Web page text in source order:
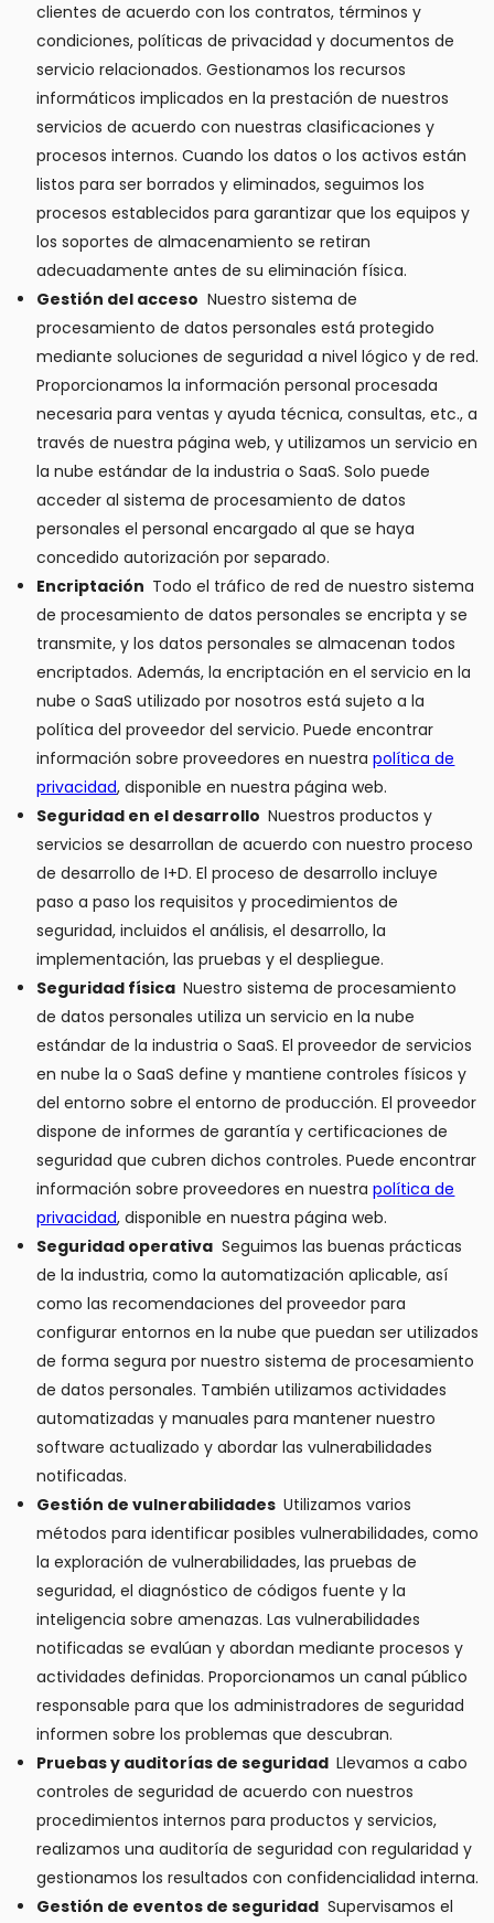
clientes de acuerdo con los contratos, términos y
condiciones, políticas de privacidad y documentos de
servicio relacionados. Gestionamos los recursos
informáticos implicados en la prestación de nuestros
servicios de acuerdo con nuestras clasificaciones y
procesos internos. Cuando los datos o los activos están
listos para ser borrados y eliminados, seguimos los
procesos establecidos para garantizar que los equipos y
los soportes de almacenamiento se retiran
adecuadamente antes de su eliminación física.
Gestión del acceso Nuestro sistema de
procesamiento de datos personales está protegido
mediante soluciones de seguridad a nivel lógico y de red.
Proporcionamos la información personal procesada
necesaria para ventas y ayuda técnica, consultas, etc., a
través de nuestra página web, y utilizamos un servicio en
la nube estándar de la industria o SaaS. Solo puede
acceder al sistema de procesamiento de datos
personales el personal encargado al que se haya
concedido autorización por separado.
Encriptación Todo el tráfico de red de nuestro sistema
de procesamiento de datos personales se encripta y se
transmite, y los datos personales se almacenan todos
encriptados. Además, la encriptación en el servicio en la
nube o SaaS utilizado por nosotros está sujeto a la
política del proveedor del servicio. Puede encontrar
información sobre proveedores en nuestrapolítica de
privacidad, disponible en nuestra página web.
Seguridad en el desarrollo Nuestros productos y
servicios se desarrollan de acuerdo con nuestro proceso
de desarrollo de I+D. El proceso de desarrollo incluye
paso a paso los requisitos y procedimientos de
seguridad, incluidos el análisis, el desarrollo, la
implementación, las pruebas y el despliegue.
Seguridad física Nuestro sistema de procesamiento
de datos personales utiliza un servicio en la nube
estándar de la industria o SaaS. El proveedor de servicios
en nube la o SaaS define y mantiene controles físicos y
del entorno sobre el entorno de producción. El proveedor
dispone de informes de garantía y certificaciones de
seguridad que cubren dichos controles. Puede encontrar
información sobre proveedores en nuestrapolítica de
privacidad, disponible en nuestra página web.
Seguridad operativa Seguimos las buenas prácticas
de la industria, como la automatización aplicable, así
como las recomendaciones del proveedor para
configurar entornos en la nube que puedan ser utilizados
de forma segura por nuestro sistema de procesamiento
de datos personales. También utilizamos actividades
automatizadas y manuales para mantener nuestro
software actualizado y abordar las vulnerabilidades
notificadas.
Gestión de vulnerabilidades Utilizamos varios
métodos para identificar posibles vulnerabilidades, como
la exploración de vulnerabilidades, las pruebas de
seguridad, el diagnóstico de códigos fuente y la
inteligencia sobre amenazas. Las vulnerabilidades
notificadas se evalúan y abordan mediante procesos y
actividades definidas. Proporcionamos un canal público
responsable para que los administradores de seguridad
informen sobre los problemas que descubran.
Pruebas y auditorías de seguridad Llevamos a cabo
controles de seguridad de acuerdo con nuestros
procedimientos internos para productos y servicios,
realizamos una auditoría de seguridad con regularidad y
gestionamos los resultados con confidencialidad interna.
Gestión de eventos de seguridad Supervisamos el